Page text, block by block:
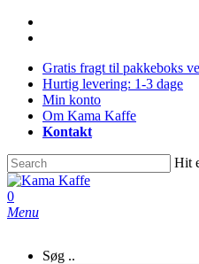
Skip
contentGratis fragt til pakkeboks
Hurtig levering: 1-3 dage
Min konto
Om Kama Kaffe
Kontakt
Hit
Close
Search
0
Menu
Søg ..